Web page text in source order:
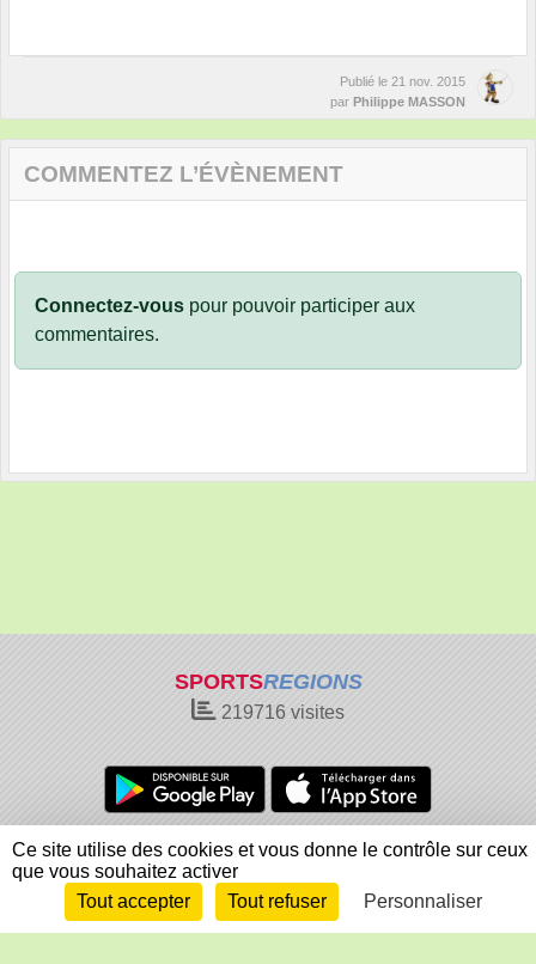
Publié le 21 nov. 2015
par Philippe MASSON
COMMENTEZ L’ÉVÈNEMENT
Connectez-vous pour pouvoir participer aux
commentaires.
SPORTSREGIONS
219716 visites
Charte cookies
Gestion des cookies
Informations légales
Signaler un contenu inapproprié
Envie de participer ?
Connexion
Ce site utilise des cookies et vous donne le contrôle sur ceux
que vous souhaitez activer
Tout accepter
Tout refuser Personnaliser